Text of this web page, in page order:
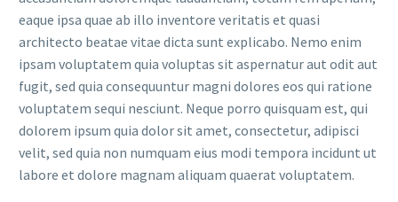
eaque ipsa quae ab illo inventore veritatis et quasi
architecto beatae vitae dicta sunt explicabo. Nemo enim
ipsam voluptatem quia voluptas sit aspernatur aut odit aut
fugit, sed quia consequuntur magni dolores eos qui ratione
voluptatem sequi nesciunt. Neque porro quisquam est, qui
dolorem ipsum quia dolor sit amet, consectetur, adipisci
velit, sed quia non numquam eius modi tempora incidunt ut
labore et dolore magnam aliquam quaerat voluptatem.